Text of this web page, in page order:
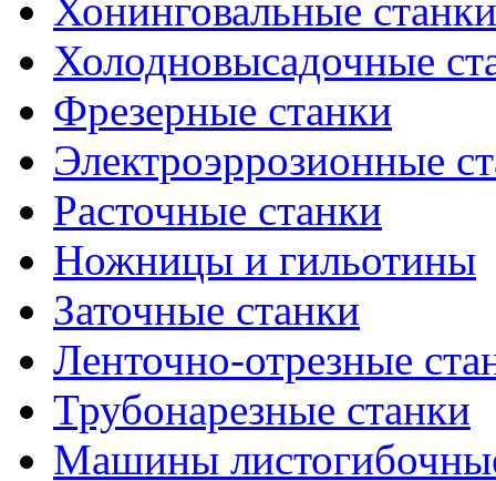
Хонинговальные станки
Холодновысадочные
Фрезерные станки
Электроэррозионные
Расточные станки
Ножницы и гильотины
Заточные станки
Ленточно-отрезные
Трубонарезные станки
Машины